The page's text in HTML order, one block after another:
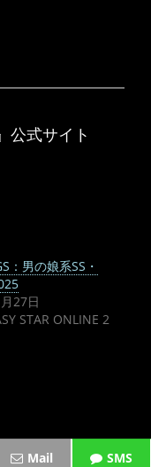
公式サイト
：男の娘系SS・
27日
STAR ONLINE 2
Mail SMS